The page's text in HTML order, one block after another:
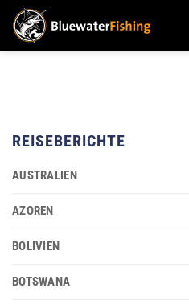
Zum
Inhalt
REISEBERICHTE
AUSTRALIEN
AZOREN
BOLIVIEN
BOTSWANA